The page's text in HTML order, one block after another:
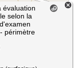
évaluation
selon la
périmètre